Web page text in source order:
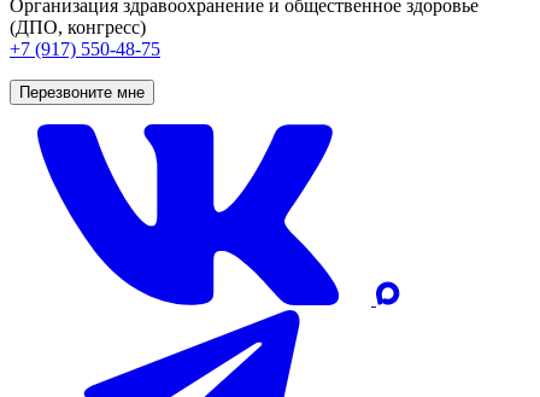
Организация здравоохранение и общественное здоровье
(ДПО, конгресс)
+7 (917) 550-48-75
Перезвоните мне